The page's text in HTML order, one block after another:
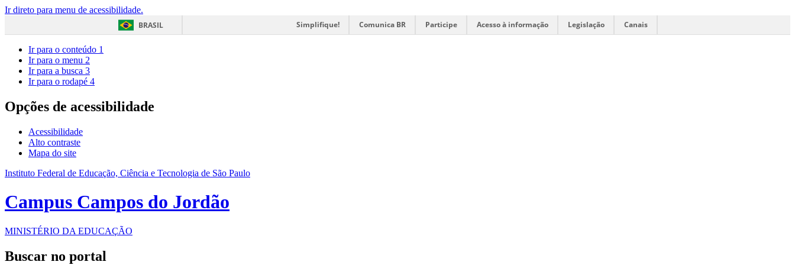
Ir direto para menu de acessibilidade.
BRASIL
Simplifique! Comunica BR Participe Acesso à informação Legislação Canais
Ir para o conteúdo 1
Ir para o menu 2
Ir para a busca 3
Ir para o rodapé 4
Opções de acessibilidade
Acessibilidade
Alto contraste
Mapa do site
Instituto Federal de Educação, Ciência e Tecnologia de São Paulo
Campus Campos do Jordão
MINISTÉRIO DA EDUCAÇÃO
Buscar no portal